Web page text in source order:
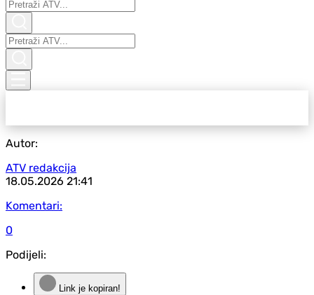
Autor:
ATV redakcija
18.05.2026 21:41
Komentari:
0
Podijeli:
Link je kopiran!